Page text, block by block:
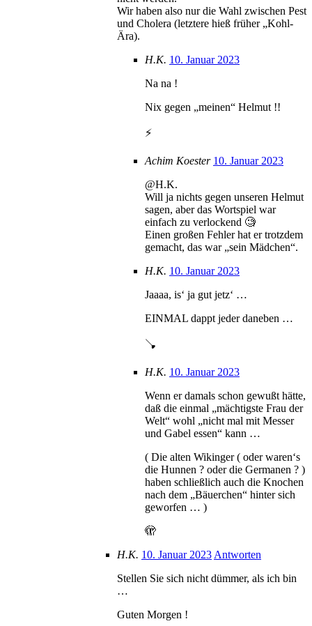
Wir haben also nur die Wahl zwischen Pest
und Cholera (letztere hieß früher „Kohl-
Ära).
H.K. 10. Januar 2023
Na na !
Nix gegen „meinen“ Helmut !!
⚡️
Achim Koester 10. Januar 2023
@H.K.
Will ja nichts gegen unseren Helmut
sagen, aber das Wortspiel war
einfach zu verlockend 🧐
Einen großen Fehler hat er trotzdem
gemacht, das war „sein Mädchen“.
H.K. 10. Januar 2023
Jaaaa, is‘ ja gut jetz‘ …
EINMAL dappt jeder daneben …
🪠
H.K. 10. Januar 2023
Wenn er damals schon gewußt hätte,
daß die einmal „mächtigste Frau der
Welt“ wohl „nicht mal mit Messer
und Gabel essen“ kann …
( Die alten Wikinger ( oder waren‘s
die Hunnen ? oder die Germanen ? )
haben schließlich auch die Knochen
nach dem „Bäuerchen“ hinter sich
geworfen … )
🫣
H.K. 10. Januar 2023 Antworten
Stellen Sie sich nicht dümmer, als ich bin
…
Guten Morgen !